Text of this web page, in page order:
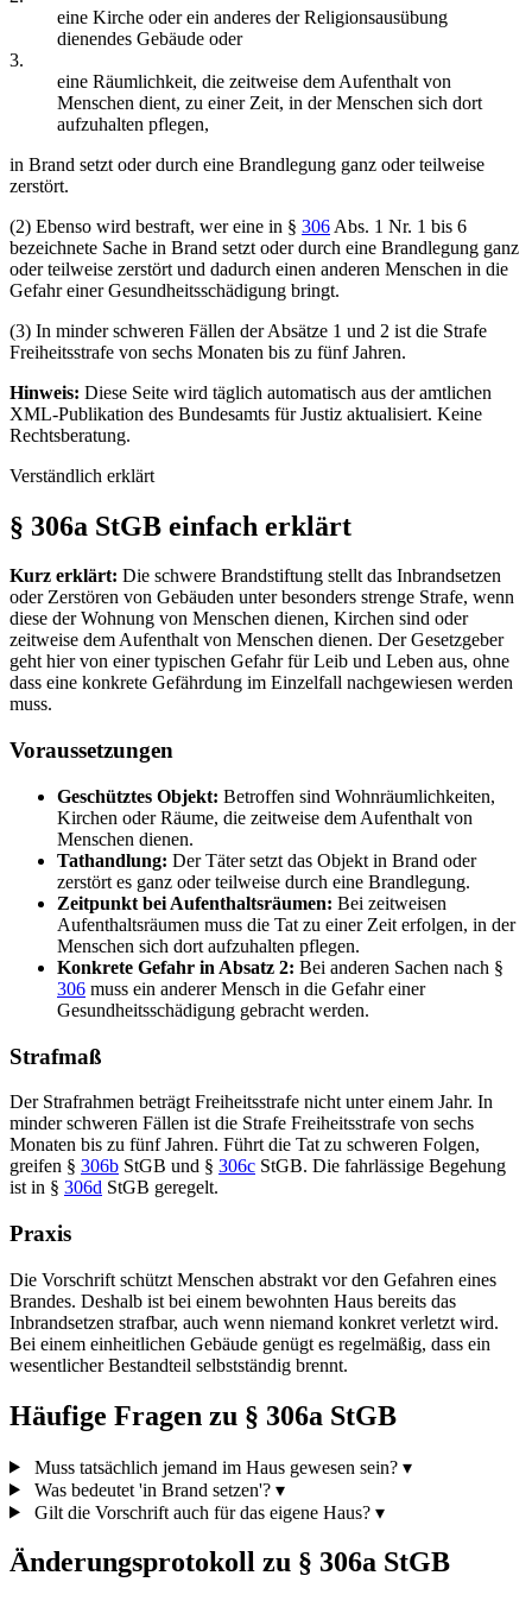
eine Kirche oder ein anderes der Religionsausübung
dienendes Gebäude oder
3.
eine Räumlichkeit, die zeitweise dem Aufenthalt von
Menschen dient, zu einer Zeit, in der Menschen sich dort
aufzuhalten pflegen,
in Brand setzt oder durch eine Brandlegung ganz oder teilweise
zerstört.
(2) Ebenso wird bestraft, wer eine in § 306 Abs. 1 Nr. 1 bis 6
bezeichnete Sache in Brand setzt oder durch eine Brandlegung ganz
oder teilweise zerstört und dadurch einen anderen Menschen in die
Gefahr einer Gesundheitsschädigung bringt.
(3) In minder schweren Fällen der Absätze 1 und 2 ist die Strafe
Freiheitsstrafe von sechs Monaten bis zu fünf Jahren.
Hinweis: Diese Seite wird täglich automatisch aus der amtlichen
XML-Publikation des Bundesamts für Justiz aktualisiert. Keine
Rechtsberatung.
Verständlich erklärt
§ 306a StGB einfach erklärt
Kurz erklärt: Die schwere Brandstiftung stellt das Inbrandsetzen
oder Zerstören von Gebäuden unter besonders strenge Strafe, wenn
diese der Wohnung von Menschen dienen, Kirchen sind oder
zeitweise dem Aufenthalt von Menschen dienen. Der Gesetzgeber
geht hier von einer typischen Gefahr für Leib und Leben aus, ohne
dass eine konkrete Gefährdung im Einzelfall nachgewiesen werden
muss.
Voraussetzungen
Geschütztes Objekt: Betroffen sind Wohnräumlichkeiten,
Kirchen oder Räume, die zeitweise dem Aufenthalt von
Menschen dienen.
Tathandlung: Der Täter setzt das Objekt in Brand oder
zerstört es ganz oder teilweise durch eine Brandlegung.
Zeitpunkt bei Aufenthaltsräumen: Bei zeitweisen
Aufenthaltsräumen muss die Tat zu einer Zeit erfolgen, in der
Menschen sich dort aufzuhalten pflegen.
Konkrete Gefahr in Absatz 2: Bei anderen Sachen nach §
306 muss ein anderer Mensch in die Gefahr einer
Gesundheitsschädigung gebracht werden.
Strafmaß
Der Strafrahmen beträgt Freiheitsstrafe nicht unter einem Jahr. In
minder schweren Fällen ist die Strafe Freiheitsstrafe von sechs
Monaten bis zu fünf Jahren. Führt die Tat zu schweren Folgen,
greifen § 306b StGB und § 306c StGB. Die fahrlässige Begehung
ist in § 306d StGB geregelt.
Praxis
Die Vorschrift schützt Menschen abstrakt vor den Gefahren eines
Brandes. Deshalb ist bei einem bewohnten Haus bereits das
Inbrandsetzen strafbar, auch wenn niemand konkret verletzt wird.
Bei einem einheitlichen Gebäude genügt es regelmäßig, dass ein
wesentlicher Bestandteil selbstständig brennt.
Häufige Fragen zu § 306a StGB
Muss tatsächlich jemand im Haus gewesen sein? ▾
Was bedeutet 'in Brand setzen'? ▾
Gilt die Vorschrift auch für das eigene Haus? ▾
Änderungsprotokoll zu § 306a StGB